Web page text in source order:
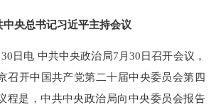
中央总书记习近平主持会议
日电 中共中央政治局7月30日召开会议，
召开中国共产党第二十届中央委员会第四
程是，中共中央政治局向中央委员会报告